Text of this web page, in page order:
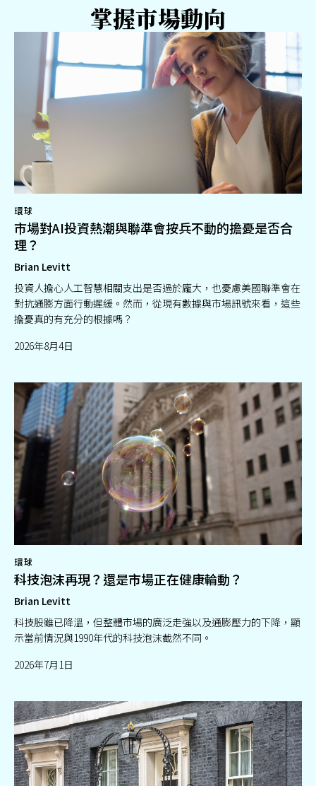
掌握市場動向
環球
市場對AI投資熱潮與聯準會按兵不動的擔憂是否合
理？
Brian Levitt
投資人擔心人工智慧相關支出是否過於龐大，也憂慮美國聯準會在
對抗通膨方面行動遲緩。然而，從現有數據與市場訊號來看，這些
擔憂真的有充分的根據嗎？
2026年8月4日
環球
科技泡沫再現？還是市場正在健康輪動？
Brian Levitt
科技股雖已降溫，但整體市場的廣泛走強以及通膨壓力的下降，顯
示當前情況與1990年代的科技泡沫截然不同。
2026年7月1日